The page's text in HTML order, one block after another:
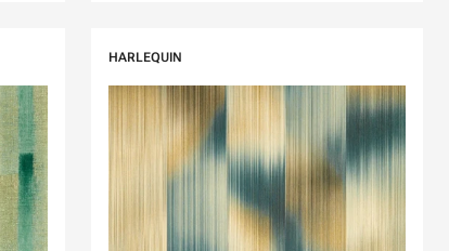
HARLEQUIN